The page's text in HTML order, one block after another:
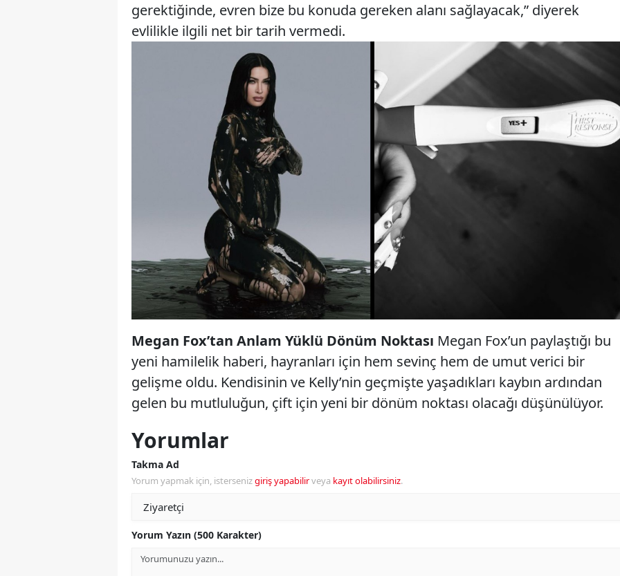
gerektiğinde, evren bize bu konuda gereken alanı sağlayacak,” diyerek
evlilikle ilgili net bir tarih vermedi.
Megan Fox’tan Anlam Yüklü Dönüm Noktası Megan Fox’un paylaştığı bu
yeni hamilelik haberi, hayranları için hem sevinç hem de umut verici bir
gelişme oldu. Kendisinin ve Kelly’nin geçmişte yaşadıkları kaybın ardından
gelen bu mutluluğun, çift için yeni bir dönüm noktası olacağı düşünülüyor.
Yorumlar
Takma Ad
Yorum yapmak için, istersenizgiriş yapabilirveya kayıt olabilirsiniz.
Yorum Yazın (500 Karakter)